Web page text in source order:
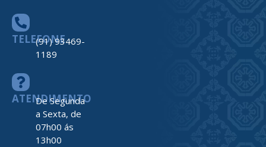
TELEFONE
(91) 93469-
1189
ATENDIMENTO
De Segunda
a Sexta, de
07h00 ás
13h00